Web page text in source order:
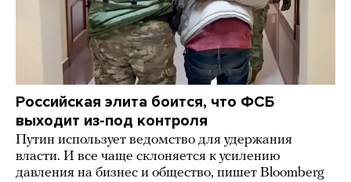
Российская элита боится, что ФСБ
выходит из-под контроля
Путин использует ведомство для удержания
власти. И все чаще склоняется к усилению
давления на бизнес и общество, пишет Bloomberg